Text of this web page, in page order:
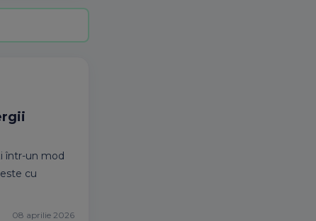
într-un mod
cu
08 aprilie 2026